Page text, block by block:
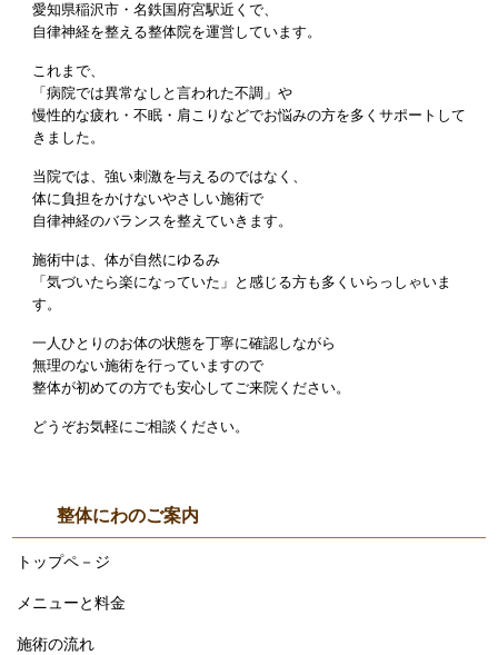
愛知県稲沢市・名鉄国府宮駅近くで、
自律神経を整える整体院を運営しています。
これまで、
「病院では異常なしと言われた不調」や
慢性的な疲れ・不眠・肩こりなどでお悩みの方を多くサポートして
きました。
当院では、強い刺激を与えるのではなく、
体に負担をかけないやさしい施術で
自律神経のバランスを整えていきます。
施術中は、体が自然にゆるみ
「気づいたら楽になっていた」と感じる方も多くいらっしゃいま
す。
一人ひとりのお体の状態を丁寧に確認しながら
無理のない施術を行っていますので
整体が初めての方でも安心してご来院ください。
どうぞお気軽にご相談ください。
整体にわのご案内
トップペ－ジ
メニューと料金
施術の流れ